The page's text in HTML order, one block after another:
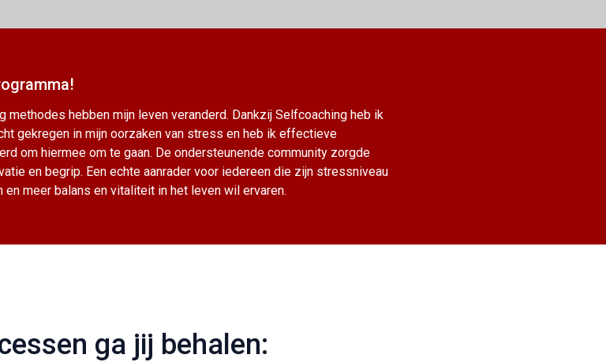
methodes hebben mijn leven veranderd. Dankzij Selfcoaching heb ik
gekregen in mijn oorzaken van stress en heb ik effectieve
om hiermee om te gaan. De ondersteunende community zorgde
en begrip. Een echte aanrader voor iedereen die zijn stressniveau
en meer balans en vitaliteit in het leven wil ervaren.
ga jij behalen: